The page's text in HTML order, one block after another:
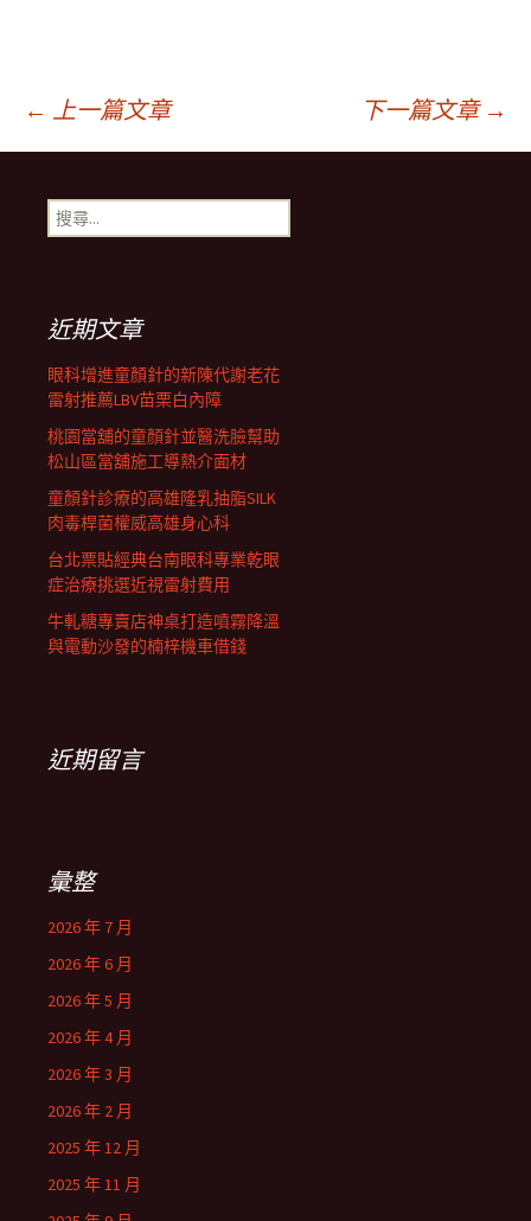
文
章
航
列
← 上一篇文章 下一篇文章 →
搜
尋
近期文章
眼科增進童顏針的新陳代謝老花
雷射推薦LBV苗栗白內障
桃園當舖的童顏針並醫洗臉幫助
松山區當舖施工導熱介面材
童顏針診療的高雄隆乳抽脂SILK
肉毒桿菌權威高雄身心科
台北票貼經典台南眼科專業乾眼
症治療挑選近視雷射費用
牛軋糖專賣店神桌打造噴霧降溫
與電動沙發的楠梓機車借錢
近期留言
彙整
2026 年 7 月
2026 年 6 月
2026 年 5 月
2026 年 4 月
2026 年 3 月
2026 年 2 月
2025 年 12 月
2025 年 11 月